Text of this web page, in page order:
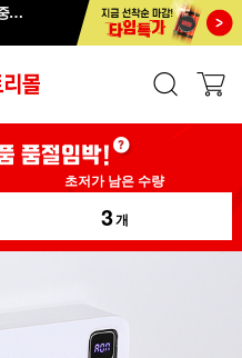
HUUM 스마트 인바디 체중계 SB-108B
초저가 남은 수량
3개